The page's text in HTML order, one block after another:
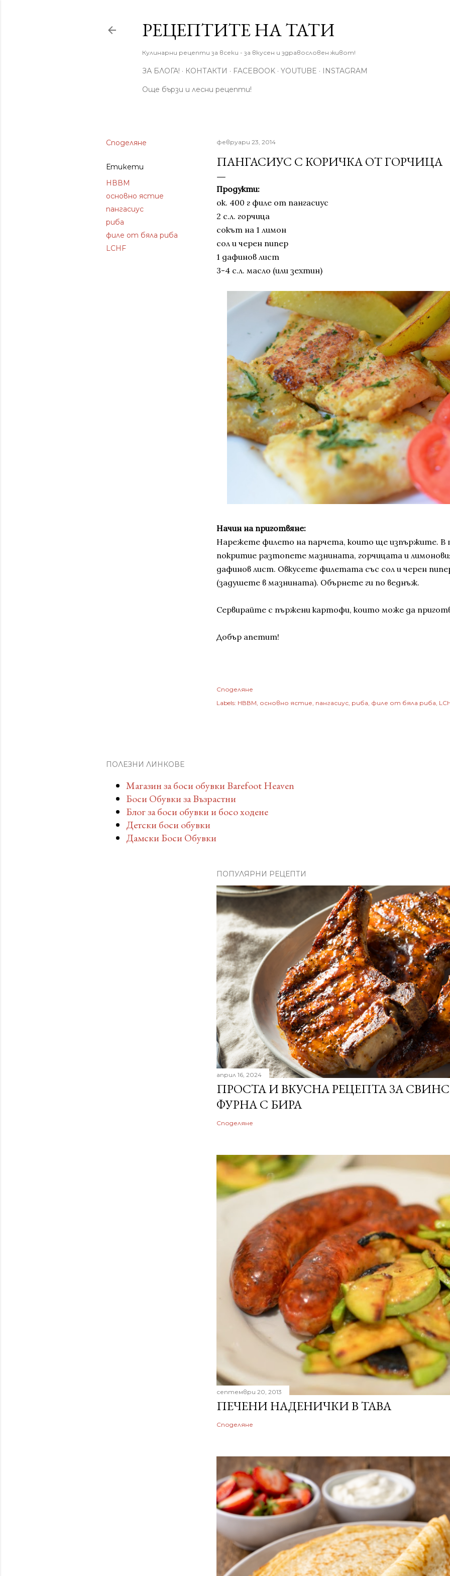
РЕЦЕПТИТЕ НА ТАТИ
Кулинарни рецепти за всеки - за вкусен и здравословен живот!
ЗА БЛОГА! КОНТАКТИ FACEBOOK YOUTUBE INSTAGRAM
Още бързи и лесни рецепти!
Споделяне
Етикети
НВВМ
основно ястие
пангасиус
риба
филе от бяла риба
LCHF
февруари 23, 2014
ПАНГАСИУС С КОРИЧКА ОТ ГОРЧИЦА
Продукти:
ок. 400 г филе от пангасиус
2 с.л. горчица
сокът на 1 лимон
сол и черен пипер
1 дафинов лист
3-4 с.л. масло (или зехтин)
Начин на приготвяне:
Нарежете филето на парчета, които ще изпържите. В
покритие разтопете мазнината, горчицата и
дафинов лист. Овкусете филетата със сол и черен
(задушете в мазнината). Обърнете ги по веднъж.
Сервирайте с пържени картофи, които може да
Добър апетит!
Споделяне
Labels: НВВМ основно ястие пангасиус риба филе от бяла риба
ПОЛЕЗНИ ЛИНКОВЕ
Магазин за боси обувки Barefoot Heaven
Боси Обувки за Възрастни
Блог за боси обувки и босо ходене
Детски боси обувки
Дамски Боси Обувки
ПОПУЛЯРНИ РЕЦЕПТИ
април 16, 2024
ПРОСТА И ВКУСНА РЕЦЕПТА ЗА
ФУРНА С БИРА
Споделяне
септември 20, 2013
ПЕЧЕНИ НАДЕНИЧКИ В ТАВА
Споделяне